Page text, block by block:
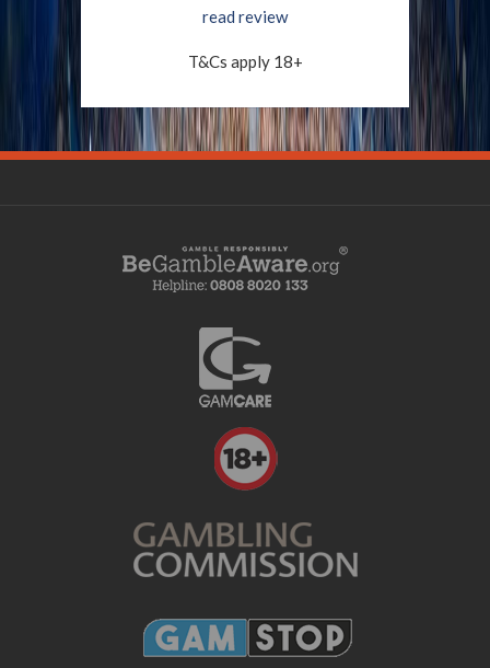
read review
T&Cs apply 18+